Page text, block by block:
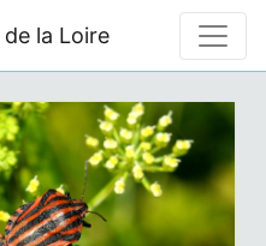
la Loire